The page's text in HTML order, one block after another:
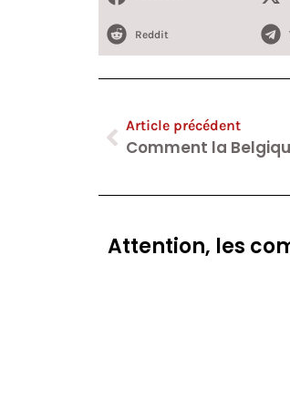
Reddit
Article précédent
Attention, les